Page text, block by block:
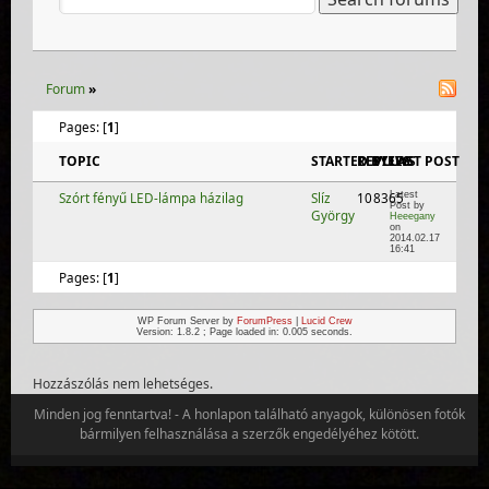
Forum»
Pages: [1]
TOPIC STARTED BY
REPLIES
VIEWS
LAST POST
Szórt fényű LED-lámpa házilag
Slíz
György
108365Latest
Post by
Heeegany
on
2014.02.17
16:41
Pages: [1]
WP Forum Server by ForumPress|
Lucid Crew
Version: 1.8.2 ; Page loaded in: 0.005 seconds.
Hozzászólás nem lehetséges.
Minden jog fenntartva! - A honlapon található anyagok, különösen fotók
bármilyen felhasználása a szerzők engedélyéhez kötött.